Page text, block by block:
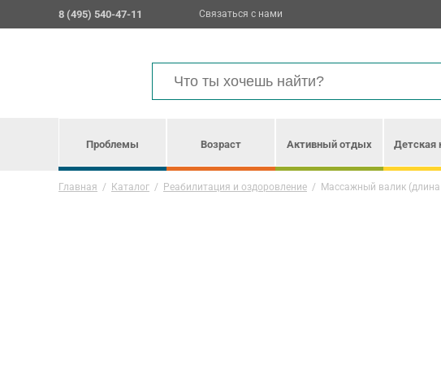
8 (495) 540-47-11 Связаться с нами
Проблемы Возраст Активный отдых Детская
Главная / Каталог / Реабилитация и оздоровление / Массажный валик